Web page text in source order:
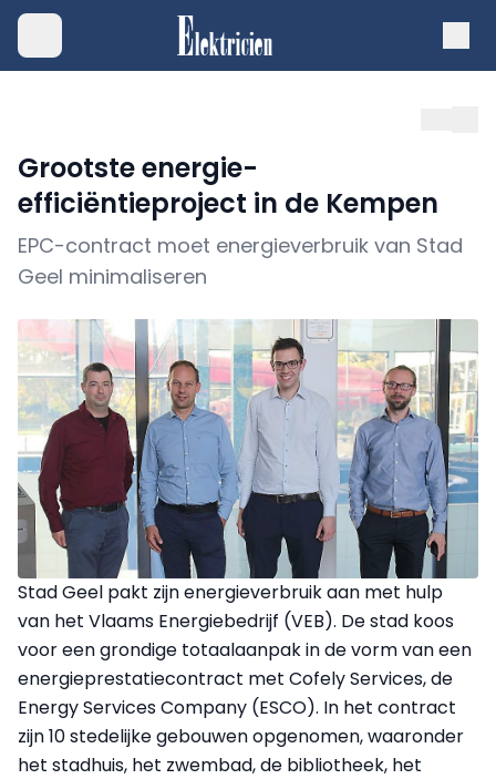
Grootste energie-
efficiëntieproject in de Kempen
EPC-contract moet energieverbruik van Stad
Geel minimaliseren
Stad Geel pakt zijn energieverbruik aan met hulp
van het Vlaams Energiebedrijf (VEB). De stad koos
voor een grondige totaalaanpak in de vorm van een
energieprestatiecontract met Cofely Services, de
Energy Services Company (ESCO). In het contract
zijn 10 stedelijke gebouwen opgenomen, waaronder
het stadhuis, het zwembad, de bibliotheek, het